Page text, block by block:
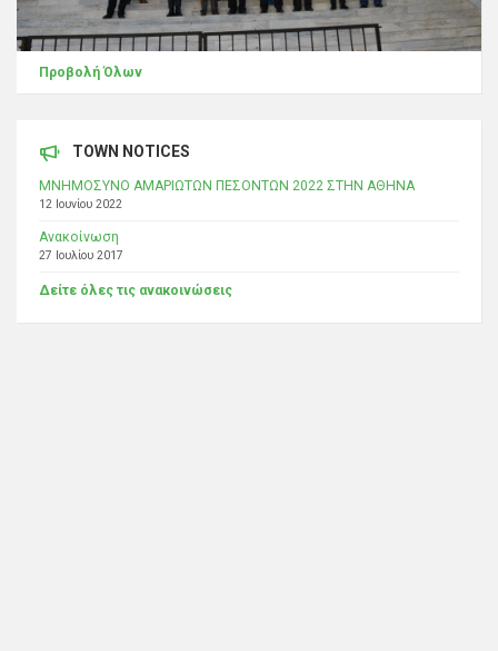
Προβολή Όλων
TOWN NOTICES
ΜΝΗΜΟΣΥΝΟ ΑΜΑΡΙΩΤΩΝ ΠΕΣΟΝΤΩΝ 2022 ΣΤΗΝ ΑΘΗΝΑ
12 Ιουνίου 2022
Ανακοίνωση
27 Ιουλίου 2017
Δείτε όλες τις ανακοινώσεις